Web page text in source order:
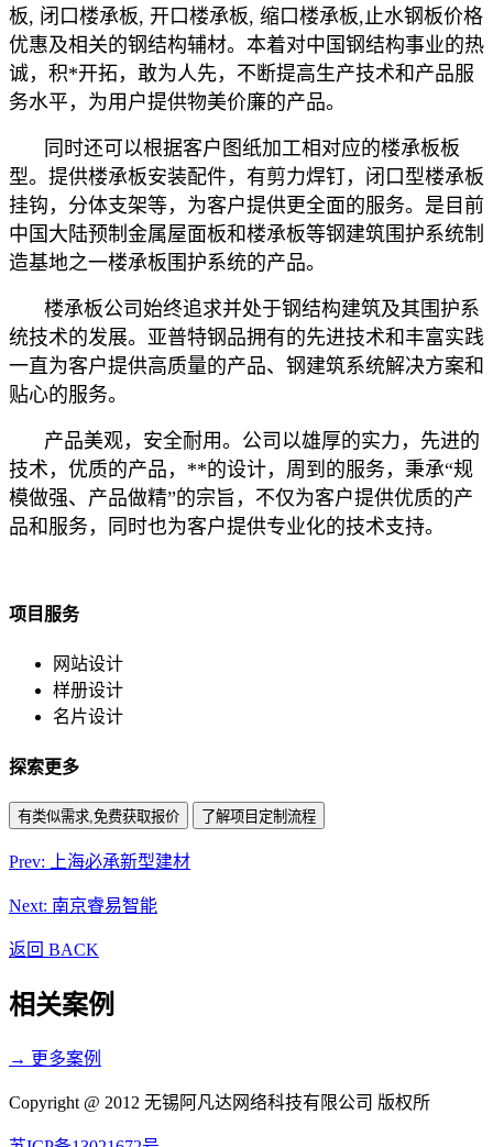
板, 闭口楼承板, 开口楼承板, 缩口楼承板,止水钢板价格
优惠及相关的钢结构辅材。本着对中国钢结构事业的热
诚，积*开拓，敢为人先，不断提高生产技术和产品服
务水平，为用户提供物美价廉的产品。
同时还可以根据客户图纸加工相对应的楼承板板
型。提供楼承板安装配件，有剪力焊钉，闭口型楼承板
挂钩，分体支架等，为客户提供更全面的服务。是目前
中国大陆预制金属屋面板和楼承板等钢建筑围护系统制
造基地之一楼承板围护系统的产品。
楼承板公司始终追求并处于钢结构建筑及其围护系
统技术的发展。亚普特钢品拥有的先进技术和丰富实践
一直为客户提供高质量的产品、钢建筑系统解决方案和
贴心的服务。
产品美观，安全耐用。公司以雄厚的实力，先进的
技术，优质的产品，**的设计，周到的服务，秉承“规
模做强、产品做精”的宗旨，不仅为客户提供优质的产
品和服务，同时也为客户提供专业化的技术支持。
项目服务
网站设计
样册设计
名片设计
探索更多
有类似需求,免费获取报价 了解项目定制流程
Prev: 上海必承新型建材
Next: 南京睿易智能
返回 BACK
相关案例
→ 更多案例
Copyright @ 2012 无锡阿凡达网络科技有限公司 版权所